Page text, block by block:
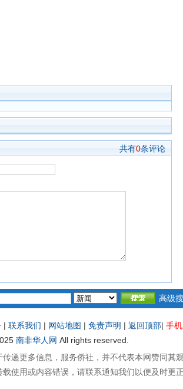
共有0条评论
高级
| 联系我们 | 网站地图 | 免责声明 | 返回顶部| 手
南非华人网 All rights reserved.
递更多信息，服务侨社，并不代表本网赞同其
使用或内容错误，请联系通知我们以便及时更正